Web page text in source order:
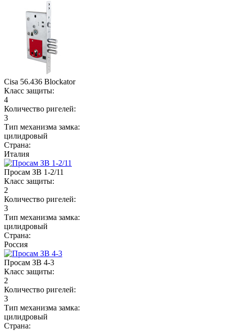
Cisa 56.436 Blockator
Класс защиты:
4
Количество ригелей:
3
Тип механизма замка:
цилидровый
Страна:
Италия
Просам ЗВ 1-2/11
Класс защиты:
2
Количество ригелей:
3
Тип механизма замка:
цилидровый
Страна:
Россия
Просам ЗВ 4-3
Класс защиты:
2
Количество ригелей:
3
Тип механизма замка:
цилидровый
Страна: